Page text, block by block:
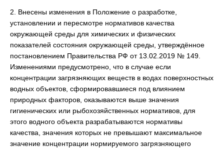
2. Внесены изменения в Положение о разработке,
установлении и пересмотре нормативов качества
окружающей среды для химических и физических
показателей состояния окружающей среды, утверждённое
постановлением Правительства РФ от 13.02.2019 № 149.
Изменениями предусмотрено, что в случае если
концентрации загрязняющих веществ в водах поверхностных
водных объектов, сформировавшиеся под влиянием
природных факторов, оказываются выше значения
гигиенических или рыбохозяйственных нормативов, для
этого водного объекта разрабатываются нормативы
качества, значения которых не превышают максимальное
значение концентрации нормируемого загрязняющего